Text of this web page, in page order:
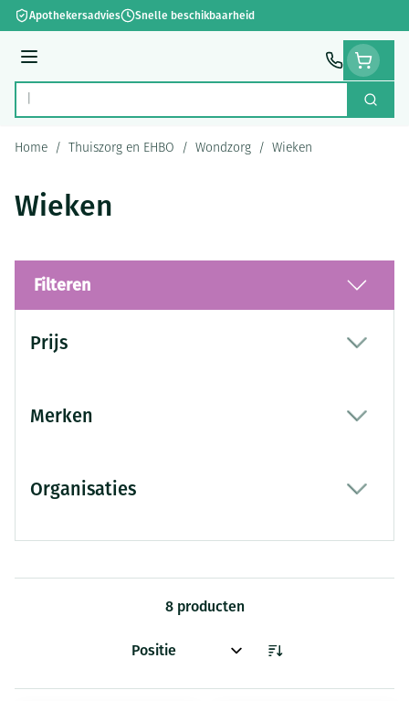
Ga naar de inhoud
Apothekersadvies Snelle beschikbaarheid
Menu
Product, merk, categorie... Zoek
Home / Thuiszorg en EHBO / Wondzorg / Wieken
Wieken
Filteren
Prijs
Merken
Organisaties
8producten
Sorteer op: